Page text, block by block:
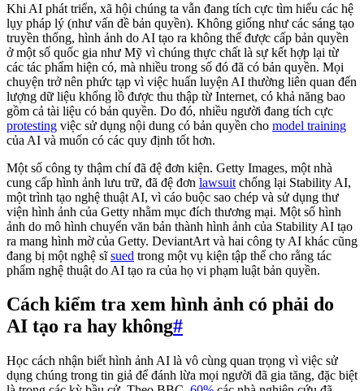
Khi AI phát triển, xã hội chúng ta vẫn đang tích cực tìm hiểu các hệ
lụy pháp lý (như vấn đề bản quyền). Không giống như các sáng tạo
truyền thống, hình ảnh do AI tạo ra không thể được cấp bản quyền
ở một số quốc gia như Mỹ vì chúng thực chất là sự kết hợp lại từ
các tác phẩm hiện có, mà nhiều trong số đó đã có bản quyền. Mọi
chuyện trở nên phức tạp vì việc huấn luyện AI thường liên quan đến
lượng dữ liệu khổng lồ được thu thập từ Internet, có khả năng bao
gồm cả tài liệu có bản quyền. Do đó, nhiều người đang tích cực
protesting việc sử dụng nội dung có bản quyền cho model training
của AI và muốn có các quy định tốt hơn.
Một số công ty thậm chí đã đệ đơn kiện. Getty Images, một nhà
cung cấp hình ảnh lưu trữ, đã đệ đơn lawsuit chống lại Stability AI,
một trình tạo nghệ thuật AI, vì cáo buộc sao chép và sử dụng thư
viện hình ảnh của Getty nhằm mục đích thương mại. Một số hình
ảnh do mô hình chuyển văn bản thành hình ảnh của Stability AI tạo
ra mang hình mờ của Getty. DeviantArt và hai công ty AI khác cũng
đang bị một nghệ sĩsued trong một vụ kiện tập thể cho rằng tác
phẩm nghệ thuật do AI tạo ra của họ vi phạm luật bản quyền.
Cách kiểm tra xem hình ảnh có phải do
AI tạo ra hay không#
Học cách nhận biết hình ảnh AI là vô cùng quan trọng vì việc sử
dụng chúng trong tin giả để đánh lừa mọi người đã gia tăng, đặc biệt